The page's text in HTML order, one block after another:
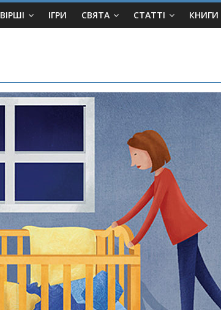
ВІРШІ ІГРИ СВЯТА СТАТТІ КНИГИ